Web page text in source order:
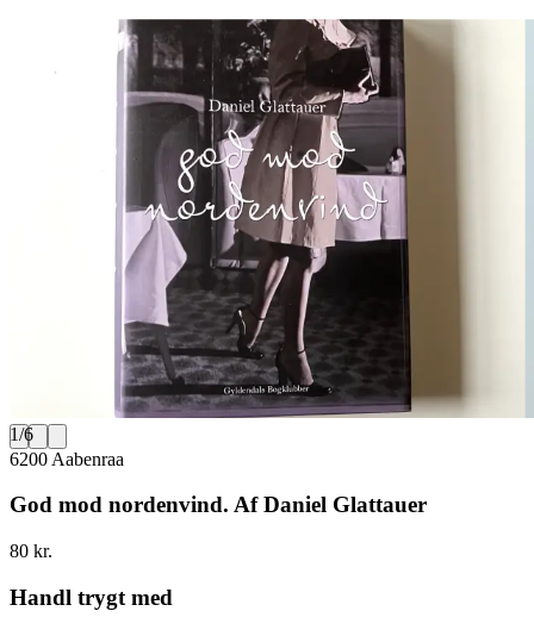
1/6
6200 Aabenraa
God mod nordenvind. Af Daniel Glattauer
80 kr.
Handl trygt med